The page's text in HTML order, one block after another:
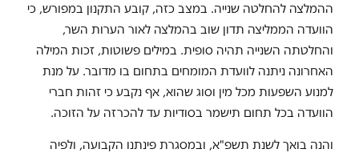
ההמלצה להחלטה שנייה. במצב כזה, קובע התקנון במפורש, כי
הוועדה הממליצה תדון שוב בהמלצה לאור הערות השר,
והחלטתה השנייה תהיה סופית. במילים פשוטות, זכות המילה
האחרונה ניתנה לוועדת המומחים בתחום בו מדובר. על מנת
למנוע השפעות מכל מין וסוג שהוא, אף נקבע כי זהות חברי
הוועדה בכל תחום תישמר בסודיות עד להכרזה על הזוכה.
והנה בואך לשנת תשפ"א, ובמסגרת פינתנו הקבועה, ולפיה